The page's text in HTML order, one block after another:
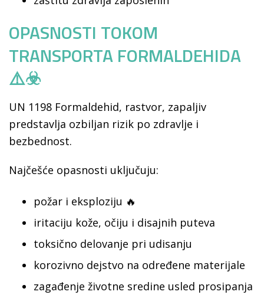
OPASNOSTI TOKOM
TRANSPORTA FORMALDEHIDA
⚠️☣️
UN 1198 Formaldehid, rastvor, zapaljiv
predstavlja ozbiljan rizik po zdravlje i
bezbednost.
Najčešće opasnosti uključuju:
požar i eksploziju 🔥
iritaciju kože, očiju i disajnih puteva
toksično delovanje pri udisanju
korozivno dejstvo na određene materijale
zagađenje životne sredine usled prosipanja